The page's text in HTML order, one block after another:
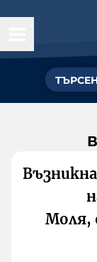
Моля,